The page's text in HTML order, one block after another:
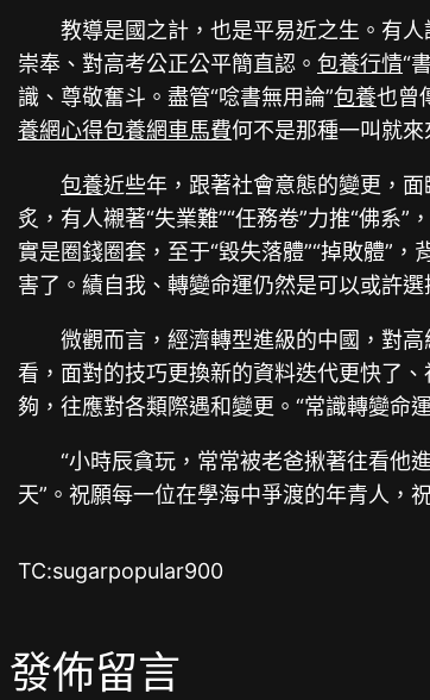
教導是國之計，也是平易近之生。有
崇奉、對高考公正公平簡直認。包養行情“
識、尊敬奮斗。盡管“唸書無用論”包養也曾
養網心得包養網車馬費何不是那種一叫就
包養近些年，跟著社會意態的變更，
炙，有人襯著“失業難”“任務卷”力推“佛系
實是圈錢圈套，至于“毀失落體”“掉敗體”
害了。績自我、轉變命運仍然是可以或許
微觀而言，經濟轉型進級的中國，對
看，面對的技巧更換新的資料迭代更快了
夠，往應對各類際遇和變更。“常識轉變命
“小時辰貪玩，常常被老爸揪著往看他
天”。祝願每一位在學海中爭渡的年青人，
TC:sugarpopular900
發佈留言